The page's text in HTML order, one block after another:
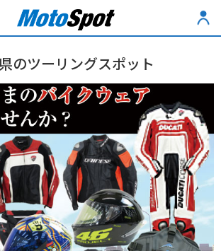
のツーリングスポット